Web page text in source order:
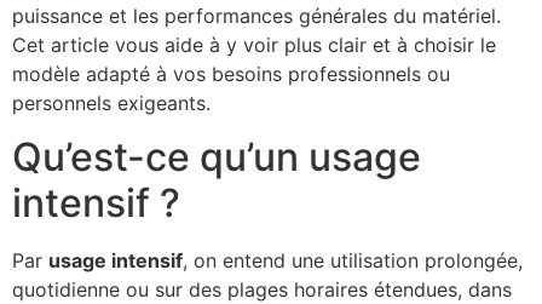
puissance et les performances générales du matériel.
Cet article vous aide à y voir plus clair et à choisir le
modèle adapté à vos besoins professionnels ou
personnels exigeants.
Qu’est-ce qu’un usage
intensif ?
Par usage intensif, on entend une utilisation prolongée,
quotidienne ou sur des plages horaires étendues, dans